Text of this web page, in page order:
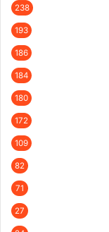
238
193
186
184
180
172
109
82
71
27